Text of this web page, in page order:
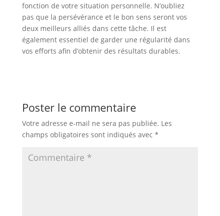
fonction de votre situation personnelle. N’oubliez
pas que la persévérance et le bon sens seront vos
deux meilleurs alliés dans cette tâche. Il est
également essentiel de garder une régularité dans
vos efforts afin d’obtenir des résultats durables.
Poster le commentaire
Votre adresse e-mail ne sera pas publiée. Les
champs obligatoires sont indiqués avec *